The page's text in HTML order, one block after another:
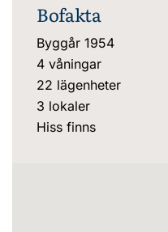
Bofakta
Byggår 1954
4 våningar
22 lägenheter
3 lokaler
Hiss finns